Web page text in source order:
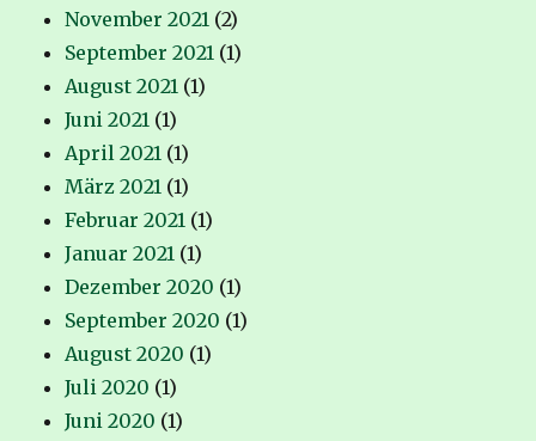
November 2021 (2)
September 2021 (1)
August 2021 (1)
Juni 2021 (1)
April 2021 (1)
März 2021 (1)
Februar 2021 (1)
Januar 2021 (1)
Dezember 2020 (1)
September 2020 (1)
August 2020 (1)
Juli 2020 (1)
Juni 2020 (1)